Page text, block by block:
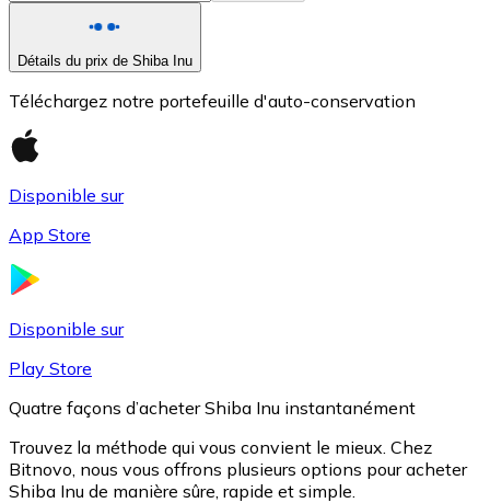
Détails du prix de Shiba Inu
Téléchargez notre portefeuille d'auto-conservation
Disponible sur
App Store
Disponible sur
Play Store
Quatre façons d’acheter Shiba Inu instantanément
Trouvez la méthode qui vous convient le mieux. Chez
Bitnovo, nous vous offrons plusieurs options pour acheter
Shiba Inu de manière sûre, rapide et simple.